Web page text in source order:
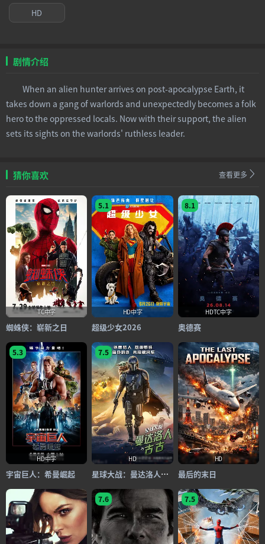
HD
剧情介绍
When an alien hunter arrives on post-apocalypse Earth, it
takes down a gang of warlords and unexpectedly becomes a folk
hero to the oppressed locals. Now with their support, the alien
sets its sights on the warlords' ruthless leader.
猜你喜欢 查看更多
TC中字
蜘蛛侠：崭新之日
5.1
HD中字
超级少女2026
8.1
HDTC中字
奥德赛
5.3
HD中字
宇宙巨人：希曼崛起
7.5
HD
星球大战：曼达洛人与古古
HD
最后的末日
7.6 7.5